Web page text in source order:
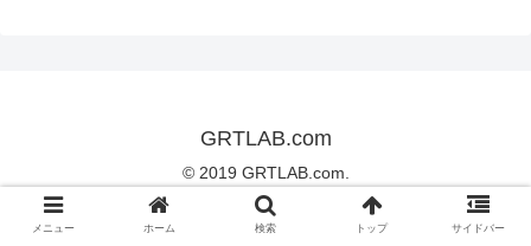
GRTLAB.com
© 2019 GRTLAB.com.
メニュー ホーム 検索 トップ サイドバー